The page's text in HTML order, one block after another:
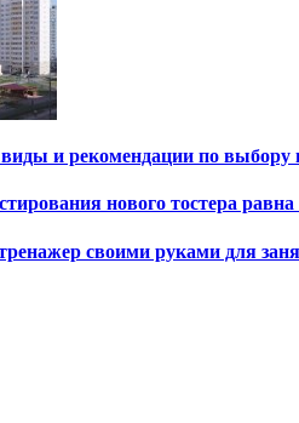
и рекомендации по выбору
нового тостера равна
своими руками для